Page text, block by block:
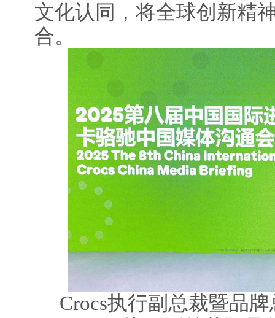
文化认同，将全球创新精
合。
Crocs执行副总裁暨品